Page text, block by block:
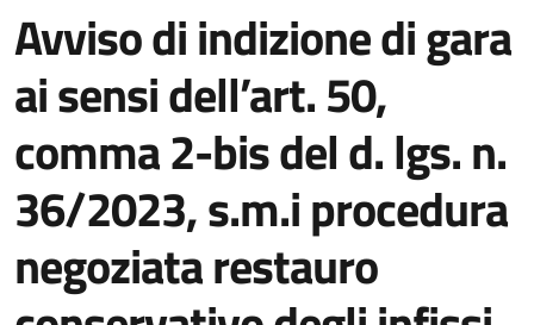
Avviso di indizione di gara
ai sensi dell’art. 50,
comma 2-bis del d. lgs. n.
36/2023, s.m.i procedura
negoziata restauro